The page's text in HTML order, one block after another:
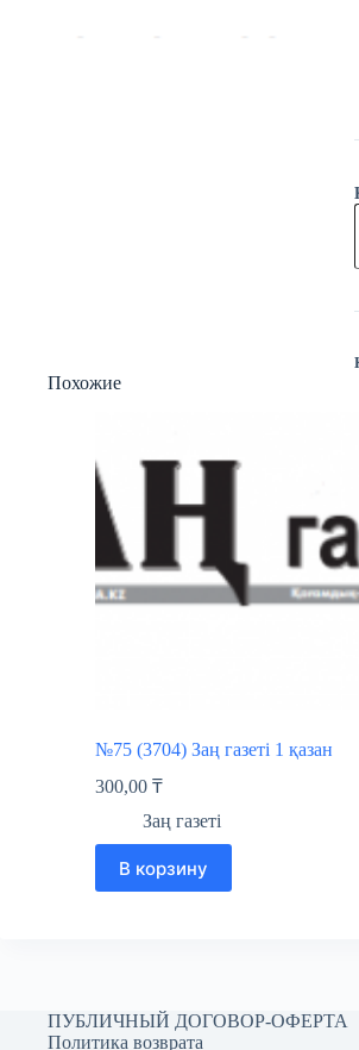
Похожие
№75 (3704) Заң газеті 1 қазан
300,00 ₸
Заң газеті
В корзину
ПУБЛИЧНЫЙ ДОГОВОР-ОФЕРТА
Политика возврата